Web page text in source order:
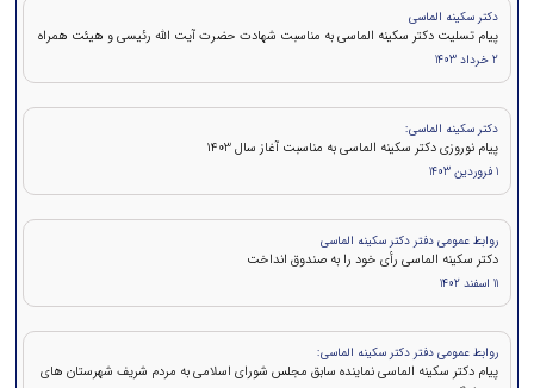
دکتر سکینه الماسی
پیام تسلیت دکتر سکینه الماسی به مناسبت شهادت حضرت آیت الله رئیسی و هیئت همراه
2 خرداد 1403
دکتر سکینه الماسی:
پیام نوروزی دکتر سکینه الماسی به مناسبت آغاز سال 1403
1 فروردین 1403
روابط عمومی دفتر دکتر سکینه الماسی
دکتر سکینه الماسی رأی خود را به صندوق انداخت
11 اسفند 1402
روابط عمومی دفتر دکتر سکینه الماسی:
پیام دکتر سکینه الماسی نماینده سابق مجلس شورای اسلامی به مردم شریف شهرستان های